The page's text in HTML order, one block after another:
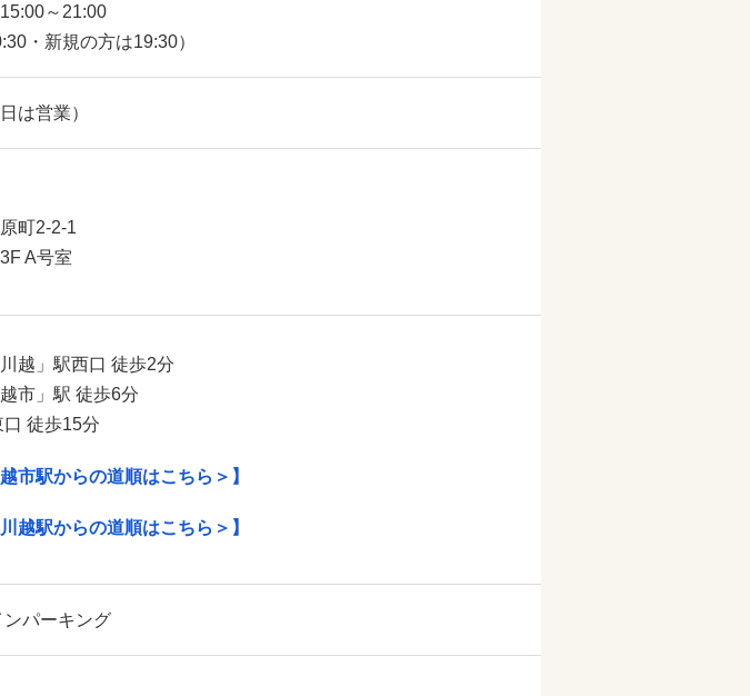
～21:00
・新規の方は19:30）
は営業）
町2-2-1
A号室
越」駅西口 徒歩2分
市」駅 徒歩6分
徒歩15分
市駅からの道順はこちら＞】
越駅からの道順はこちら＞】
パーキング